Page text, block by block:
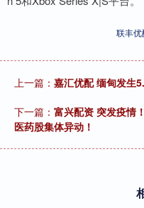
联丰优
上一篇： 嘉汇优配 缅甸发生
下一篇： 富兴配资 突发疫情
医药股集体异动！